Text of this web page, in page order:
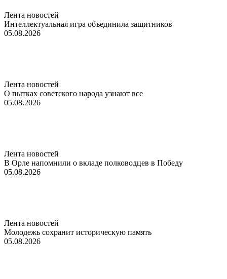
Лента новостей
Интеллектуальная игра объединила защитников
05.08.2026
Лента новостей
О пытках советского народа узнают все
05.08.2026
Лента новостей
В Орле напомнили о вкладе полководцев в Победу
05.08.2026
Лента новостей
Молодежь сохранит историческую память
05.08.2026